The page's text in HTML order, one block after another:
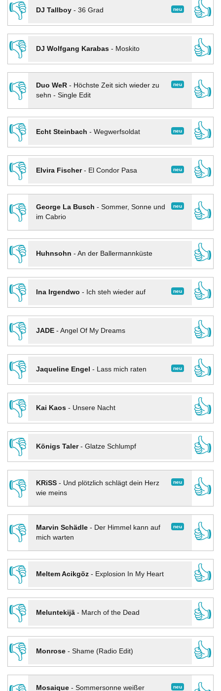
👎 neu
DJ Tallboy- 36 Grad
👍
👎
DJ Wolfgang Karabas- Moskito
👍
👎
neu
Duo WeR- Höchste Zeit sich wieder zu
sehn - Single Edit
👍
👎
neu
Echt Steinbach - Wegwerfsoldat
👍
👎
neu
Elvira Fischer- El Condor Pasa
👍
👎
neu
George La Busch - Sommer, Sonne und
im Cabrio
👍
👎
Huhnsohn - An der Ballermannküste
👍
👎
neu
Ina Irgendwo - Ich steh wieder auf
👍
👎
JADE- Angel Of My Dreams
👍
👎
neu
Jaqueline Engel - Lass mich raten
👍
👎
Kai Kaos- Unsere Nacht
👍
👎
Königs Taler- Glatze Schlumpf
👍
👎
neu
KRiSS- Und plötzlich schlägt dein Herz
wie meins
👍
👎 neu
Marvin Schädle- Der Himmel kann auf
mich warten
👍
👎
Meltem Acikgöz- Explosion In My Heart
👍
👎
Meluntekijä- March of the Dead
👍
👎
Monrose- Shame (Radio Edit)
👍
neu
Mosaique- Sommersonne weißer